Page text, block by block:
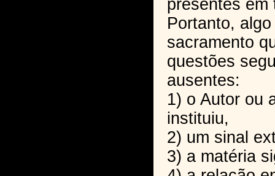
presentes em
Portanto,
sacramento
questões
ausentes:
1) o Autor ou
instituiu,
2) um sinal
3) a matéria